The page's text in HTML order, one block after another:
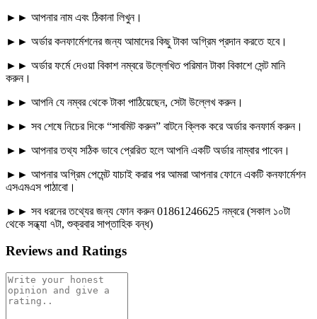
►► আপনার নাম এবং ঠিকানা লিখুন।
►► অর্ডার কনফার্মেশনের জন্য আমাদের কিছু টাকা অগ্রিম প্রদান করতে হবে।
►► অর্ডার ফর্মে দেওয়া বিকাশ নম্বরে উল্লেখিত পরিমান টাকা বিকাশে সেন্ট মানি
করুন।
►► আপনি যে নম্বর থেকে টাকা পাঠিয়েছেন, সেটা উল্লেখ করুন।
►► সব শেষে নিচের দিকে “সাবমিট করুন” বাটনে ক্লিক করে অর্ডার কনফার্ম করুন।
►► আপনার তথ্য সঠিক ভাবে প্রেরিত হলে আপনি একটি অর্ডার নাম্বার পাবেন।
►► আপনার অগ্রিম পেমেন্ট যাচাই করার পর আমরা আপনার ফোনে একটি কনফার্মেশন
এসএমএস পাঠাবো।
►► সব ধরনের তথ্যের জন্য ফোন করুন 01861246625 নম্বরে (সকাল ১০টা
থেকে সন্ধ্যা ৭টা, শুক্রবার সাপ্তাহিক বন্ধ)
Reviews and Ratings